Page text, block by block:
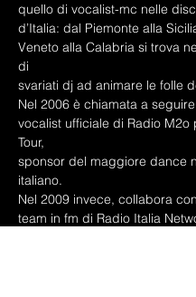
quello di vocalist-mc nelle
d’Italia: dal Piemonte alla
Veneto alla Calabria si trova
di
svariati dj ad animare le folle
Nel 2006 è chiamata a
vocalist ufficiale di Radio M2o
Tour,
sponsor del maggiore dance
italiano.
Nel 2009 invece, collabora
team in fm di Radio Italia